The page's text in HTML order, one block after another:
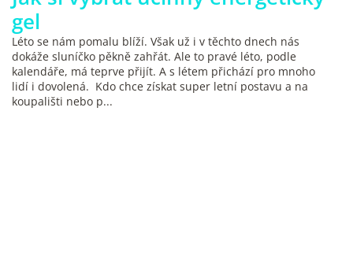
gel
Léto se nám pomalu blíží. Však už i v těchto dnech nás
dokáže sluníčko pěkně zahřát. Ale to pravé léto, podle
kalendáře, má teprve přijít. A s létem přichází pro mnoho
lidí i dovolená. Kdo chce získat super letní postavu a na
koupališti nebo p...